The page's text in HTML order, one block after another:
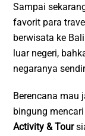
Sampai
favorit para
berwisata ke
luar negeri,
negaranya
Berencana mau
bingung mencari
Activity & Tour